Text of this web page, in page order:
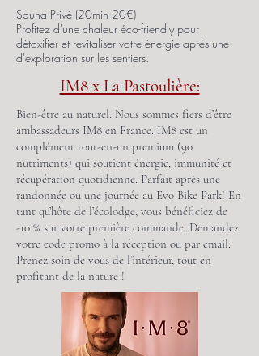
​Sauna Privé (20min 20€)
Profitez d'une chaleur éco-friendly pour
détoxifier et revitaliser votre énergie après une
d'exploration sur les sentiers.
IM8 x La Pastoulière:
Bien-être au naturel. Nous sommes fiers d’être
ambassadeurs IM8 en France. IM8 est un
complément tout-en-un premium (90
nutriments) qui soutient énergie, immunité et
récupération quotidienne. Parfait après une
randonnée ou une journée au Evo Bike Park! En
tant qu’hôte de l’écolodge, vous bénéficiez de
-10 % sur votre première commande. Demandez
votre code promo à la réception ou par email.
Prenez soin de vous de l’intérieur, tout en
profitant de la nature !